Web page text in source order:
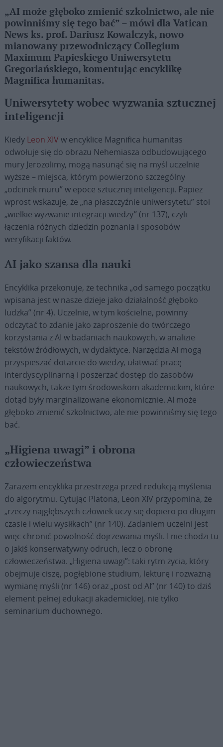
„AI może głęboko zmienić szkolnictwo, ale nie
powinniśmy się tego bać” – mówi dla Vatican
News ks. prof. Dariusz Kowalczyk, nowo
mianowany przewodniczący Collegium
Maximum Papieskiego Uniwersytetu
Gregoriańskiego, komentując encyklikę
Magnifica humanitas.
Uniwersytety wobec wyzwania sztucznej
inteligencji
Kiedy Leon XIV w encyklice Magnifica humanitas
odwołuje się do obrazu Nehemiasza odbudowującego
mury Jerozolimy, mogą nasunąć się na myśl uczelnie
wyższe – miejsca, którym powierzono szczególny
„odcinek muru” w epoce sztucznej inteligencji. Papież
wprost wskazuje, że „na płaszczyźnie uniwersytetu” stoi
„wielkie wyzwanie integracji wiedzy” (nr 137), czyli
łączenia różnych dziedzin poznania i sposobów
weryfikacji faktów.
AI jako szansa dla nauki
Encyklika przekonuje, że technika „od samego początku
wpisana jest w nasze dzieje jako działalność głęboko
ludzka” (nr 4). Uczelnie, w tym kościelne, powinny
odczytać to zdanie jako zaproszenie do twórczego
korzystania z AI w badaniach naukowych, w analizie
tekstów źródłowych, w dydaktyce. Narzędzia AI mogą
przyspieszać dotarcie do wiedzy, ułatwiać pracę
interdyscyplinarną i poszerzać dostęp do zasobów
naukowych, także tym środowiskom akademickim, które
dotąd były marginalizowane ekonomicznie. AI może
głęboko zmienić szkolnictwo, ale nie powinniśmy się tego
bać.
„Higiena uwagi” i obrona
człowieczeństwa
Zarazem encyklika przestrzega przed redukcją myślenia
do algorytmu. Cytując Platona, Leon XIV przypomina, że
„rzeczy najgłębszych człowiek uczy się dopiero po długim
czasie i wielu wysiłkach” (nr 140). Zadaniem uczelni jest
więc chronić powolność dojrzewania myśli. I nie chodzi tu
o jakiś konserwatywny odruch, lecz o obronę
człowieczeństwa. „Higiena uwagi”: taki rytm życia, który
obejmuje ciszę, pogłębione studium, lekturę i rozważną
wymianę myśli (nr 146) oraz „post od AI” (nr 140) to dziś
element pełnej edukacji akademickiej, nie tylko
seminarium duchownego.